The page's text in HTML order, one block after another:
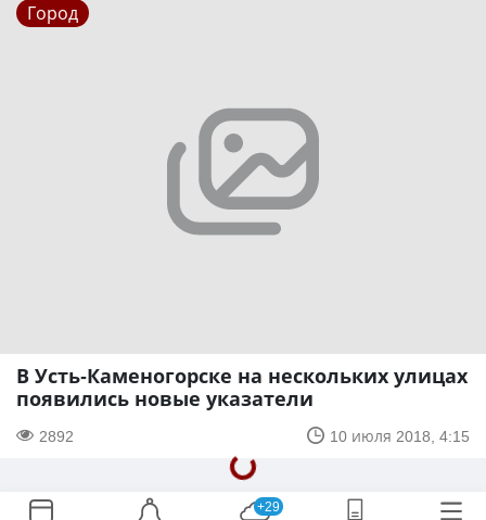
Город
В Усть-Каменогорске на нескольких улицах
появились новые указатели
2892 10 июля 2018, 4:15
+29